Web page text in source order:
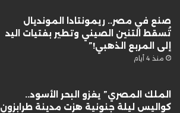
صنع في مصر.. ريمونتادا المونديال
تُسقط التنين الصيني وتطير بفتيات اليد
إلى المربع الذهبي!”
منذ 4 أيام
الملك المصري” يغزو البحر الأسود..
كواليس ليلة جنونية هزت مدينة طرابزون